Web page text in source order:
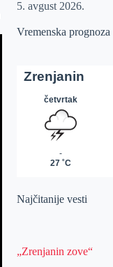
5. avgust 2026.
Vremenska prognoza
Najčitanije vesti
„Zrenjanin zove“